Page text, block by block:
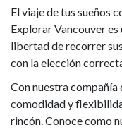
El viaje de tus sueños
Explorar Vancouver
libertad de recorrer
con la elección
Con nuestra compañía
comodidad y
rincón. Conoce como